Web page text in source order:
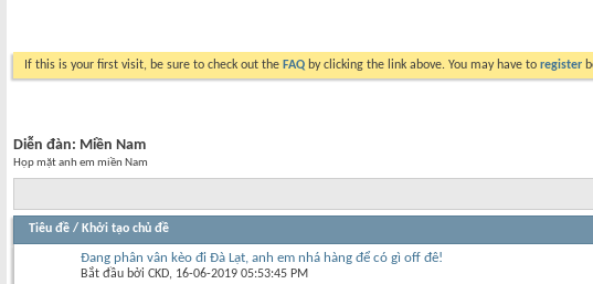
If this is your first visit, be sure to check out the FAQ by clicking the link above. You may have to register
Diễn đàn: Miền Nam
Họp mặt anh em miền Nam
Tiêu đề / Khởi tạo chủ đề
Đang phân vân kèo đi Đà Lạt, anh em nhá hàng để có gì off đê!
Bắt đầu bởi CKD‎, 16-06-2019 05:53:45 PM